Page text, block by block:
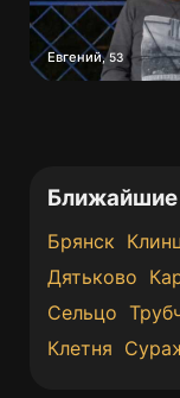
Евгений,53
Ближайшие
Брянск
Дятьково
Сельцо
Клетня